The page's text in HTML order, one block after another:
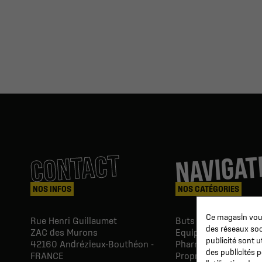
CONTACT
NOS INFOS
Rue Henri Guillaumet
ZAC des Murons
42160 Andrézieux-Bouthéon -
FRANCE
NOS CATÉGORIES
Buts & Abris football
Equipements du
Pharmacie & Soins
Proprio &
Ce magasin
des réseaux
publicité sont
des publicités